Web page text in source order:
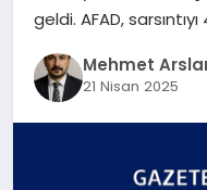
SPOR
MAGAZIN
geldi. AFAD,
Mehmet
21 Nisan 2025